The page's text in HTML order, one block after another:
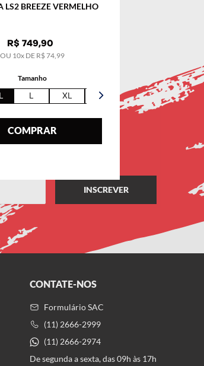
LS2 BREEZE VERMELHO
R$ 749,90
OU 10x DE R$74 99
Tamanho
L XL 5XL
COMPRAR
CONTATE-NOS
Formulário SAC
(11) 2666-2999
(11) 2666-2974
De segunda a sexta, das 09h às 17h